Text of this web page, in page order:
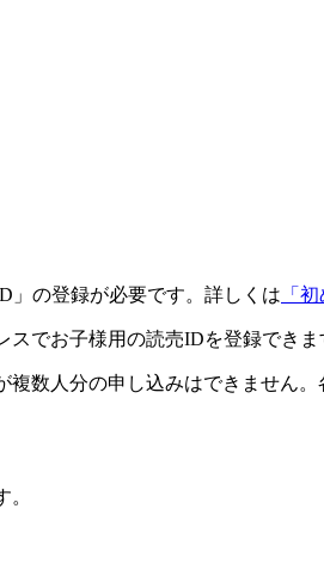
」の登録が必要です。詳しくは 「
でお子様用の読売IDを登録できま
数人分の申し込みはできません